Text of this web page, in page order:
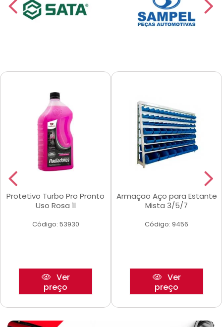
Protetivo Turbo Pro Pronto
Uso Rosa 1l
Código: 53930
Ver
preço
Armaçao Aço para Estante
Mista 3/5/7
Código: 9456
Ver
preço